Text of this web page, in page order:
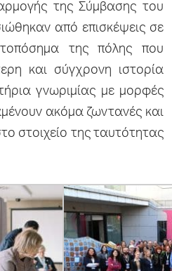
της Σύμβασης του
από επισκέψεις σε
της πόλης που
και σύγχρονη ιστορία
γνωριμίας με μορφές
ακόμα ζωντανές και
στοιχείο της ταυτότητας